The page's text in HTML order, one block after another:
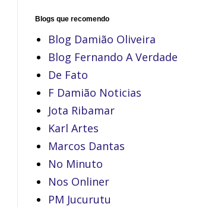
Blogs que recomendo
Blog Damião Oliveira
Blog Fernando A Verdade
De Fato
F Damião Noticias
Jota Ribamar
Karl Artes
Marcos Dantas
No Minuto
Nos Onliner
PM Jucurutu